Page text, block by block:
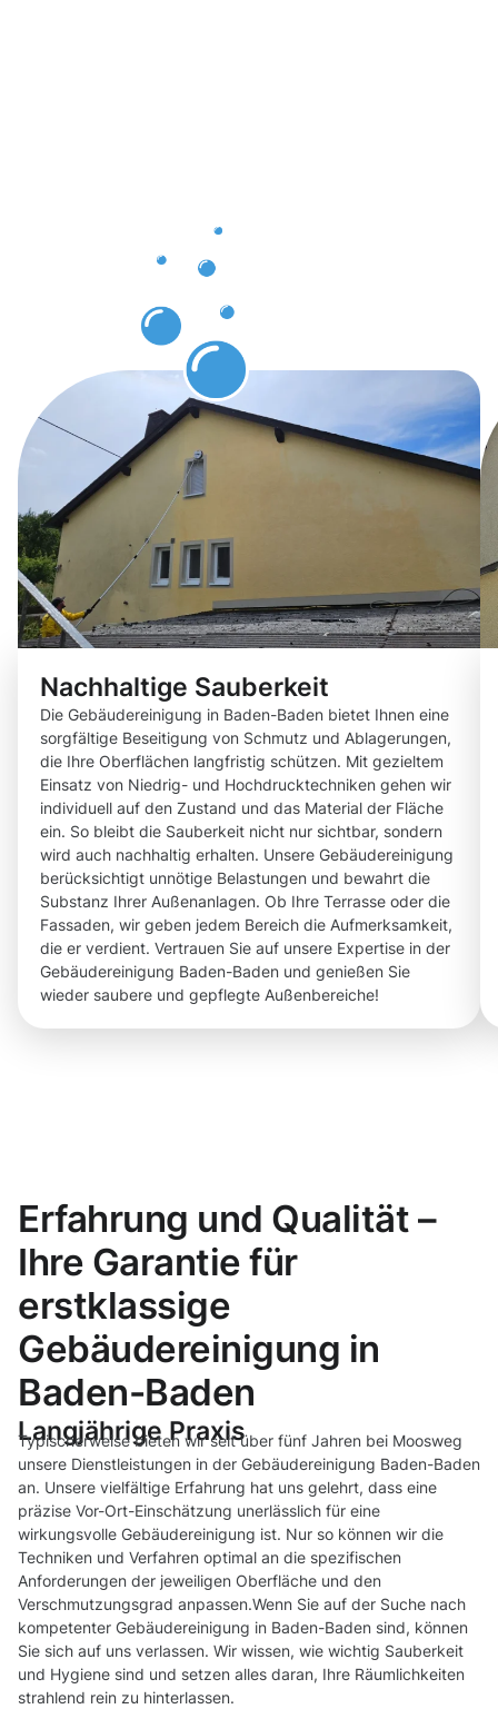
Nachhaltige Sauberkeit
Die Gebäudereinigung in Baden-Baden bietet Ihnen eine
sorgfältige Beseitigung von Schmutz und Ablagerungen,
die Ihre Oberflächen langfristig schützen. Mit gezieltem
Einsatz von Niedrig- und Hochdrucktechniken gehen wir
individuell auf den Zustand und das Material der Fläche
ein. So bleibt die Sauberkeit nicht nur sichtbar, sondern
wird auch nachhaltig erhalten. Unsere Gebäudereinigung
berücksichtigt unnötige Belastungen und bewahrt die
Substanz Ihrer Außenanlagen. Ob Ihre Terrasse oder die
Fassaden, wir geben jedem Bereich die Aufmerksamkeit,
die er verdient. Vertrauen Sie auf unsere Expertise in der
Gebäudereinigung Baden-Baden und genießen Sie
wieder saubere und gepflegte Außenbereiche!
Erfahrung und Qualität –
Ihre Garantie für
erstklassige
Gebäudereinigung in
Baden-Baden
Langjährige Praxis
Typischerweise bieten wir seit über fünf Jahren bei Moosweg
unsere Dienstleistungen in der Gebäudereinigung Baden-Baden
an. Unsere vielfältige Erfahrung hat uns gelehrt, dass eine
präzise Vor-Ort-Einschätzung unerlässlich für eine
wirkungsvolle Gebäudereinigung ist. Nur so können wir die
Techniken und Verfahren optimal an die spezifischen
Anforderungen der jeweiligen Oberfläche und den
Verschmutzungsgrad anpassen.Wenn Sie auf der Suche nach
kompetenter Gebäudereinigung in Baden-Baden sind, können
Sie sich auf uns verlassen. Wir wissen, wie wichtig Sauberkeit
und Hygiene sind und setzen alles daran, Ihre Räumlichkeiten
strahlend rein zu hinterlassen.